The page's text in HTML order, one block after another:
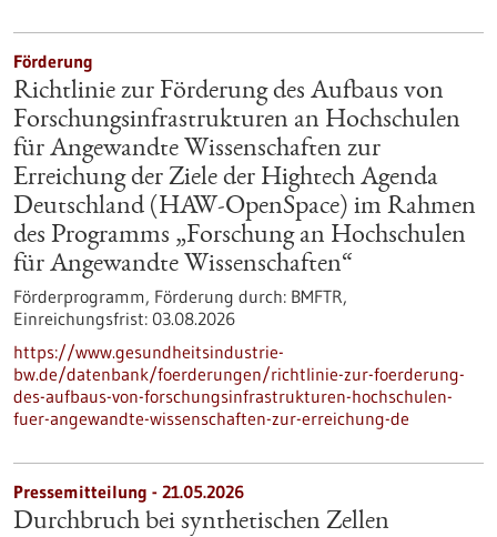
Förderung
Richtlinie zur Förderung des Aufbaus von
Forschungsinfrastrukturen an Hochschulen
für Angewandte Wissenschaften zur
Erreichung der Ziele der Hightech Agenda
Deutschland (HAW-OpenSpace) im Rahmen
des Programms „Forschung an Hochschulen
für Angewandte Wissenschaften“
Förderprogramm, Förderung durch: BMFTR,
Einreichungsfrist: 03.08.2026
https://www.gesundheitsindustrie-
bw.de/datenbank/foerderungen/richtlinie-zur-foerderung-
des-aufbaus-von-forschungsinfrastrukturen-hochschulen-
fuer-angewandte-wissenschaften-zur-erreichung-de
Pressemitteilung - 21.05.2026
Durchbruch bei synthetischen Zellen